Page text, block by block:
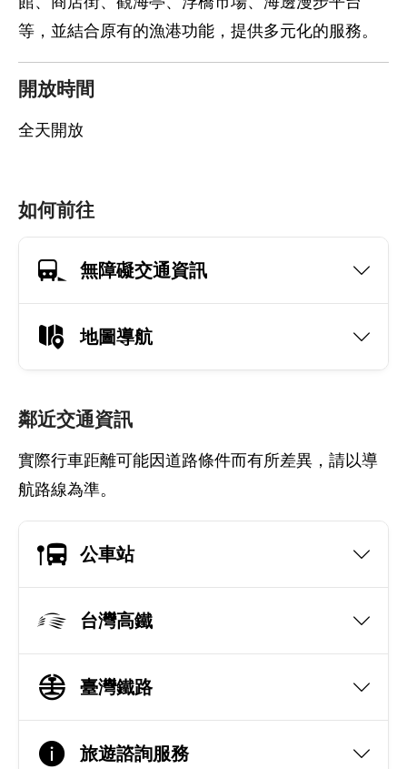
等，並結合原有的漁港功能，提供多元化的服務。
開放時間
全天開放
如何前往
無障礙交通資訊
地圖導航
鄰近交通資訊
實際行車距離可能因道路條件而有所差異，請以導
航路線為準。
公車站
台灣高鐵
臺灣鐵路
旅遊諮詢服務